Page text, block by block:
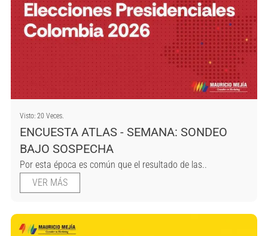
Visto: 20 Veces.
ENCUESTA ATLAS - SEMANA: SONDEO
BAJO SOSPECHA
Por esta época es común que el resultado de las..
VER MÁS